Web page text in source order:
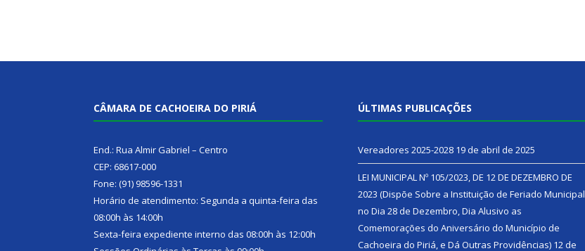
CÂMARA DE CACHOEIRA DO PIRIÁ
End.: Rua Almir Gabriel – Centro
CEP: 68617-000
Fone: (91) 98596-1331
Horário de atendimento: Segunda a quinta-feira das
08:00h às 14:00h
Sexta-feira expediente interno das 08:00h às 12:00h
ÚLTIMAS PUBLICAÇÕES
Vereadores 2025-2028 19 de abril de 2025
LEI MUNICIPAL Nº 105/2023, DE 12 DE DEZEMBRO DE
2023 (Dispõe Sobre a Instituição de Feriado Municipal
no Dia 28 de Dezembro, Dia Alusivo as
Comemorações do Aniversário do Município de
Cachoeira do Piriá, e Dá Outras Providências) 12 de